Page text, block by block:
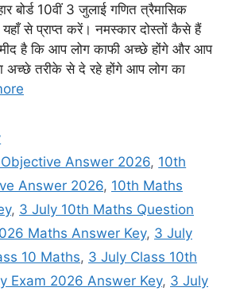
बोर्ड 10वीं 3 जुलाई गणित त्रैमासिक
यहाँ से प्राप्त करें। नमस्कार दोस्तों कैसे हैं
है कि आप लोग काफी अच्छे होंगे और आप
अच्छे तरीके से दे रहे होंगे आप लोग का
Answer 2026, 10th
Answer 2026, 10th Maths
, 3 July 10th Maths Question
Maths Answer Key, 3 July
10 Maths, 3 July Class 10th
Exam 2026 Answer Key, 3 July